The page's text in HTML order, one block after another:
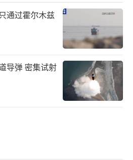
。
的怕不要命的。你报复，
狠辣之处，以超级大国美
行极限打压，迫使其他国
通过霍尔木兹
导弹 密集试射